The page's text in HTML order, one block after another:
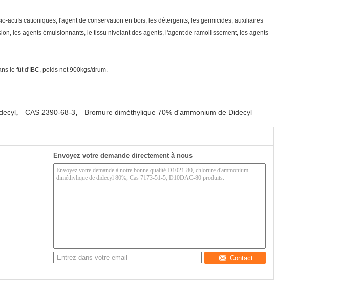
actifs cationiques, l'agent de conservation en bois, les détergents, les germicides, auxiliaires
les agents émulsionnants, le tissu nivelant des agents, l'agent de ramollissement, les agents
le fût d'IBC, poids net 900kgs/drum.
, CAS 2390-68-3, Bromure diméthylique 70% d'ammonium de Didecyl
Envoyez votre demande directement à nous
Contact